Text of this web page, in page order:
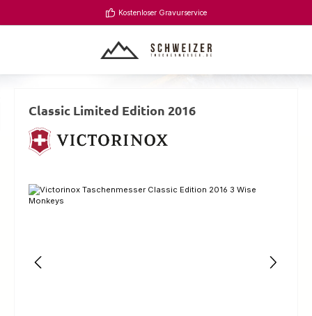
Kostenloser Gravurservice
Classic Limited Edition 2016
Bildergalerie überspringen